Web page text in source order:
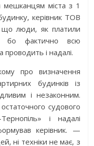
міста з 1
керівник ТОВ
що люди, як платили
бо фактично всю
проводить і надалі.
про визначення
будинків із
і незаконним.
судового
і надалі
керівник. —
ні техніки не має, з